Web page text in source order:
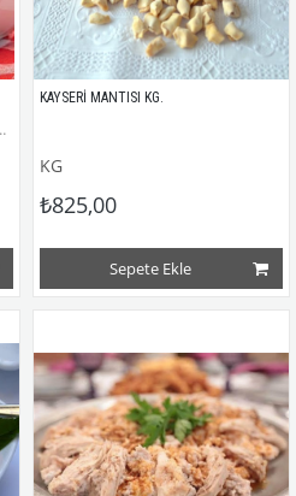
fıstıklı Girit Ezme.
KAYSERİ MANTISI KG.
KG
₺825,00
Sepete Ekle